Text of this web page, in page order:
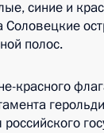
синие и
полос.
красного